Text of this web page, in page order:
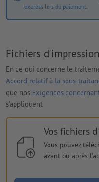
express lors du paiement.
Fichiers d'impression
En ce qui concerne le
Accord relatif à la sous-
que nos Exigences
s'appliquent
Vos fichiers
Vous pouvez
avant ou après